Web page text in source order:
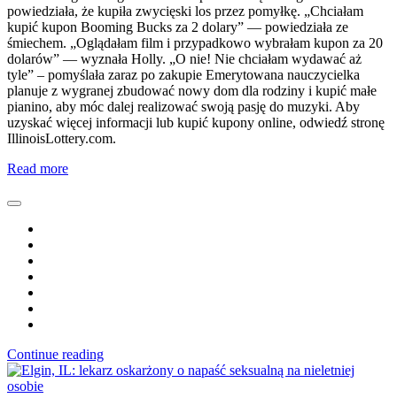
powiedziała, że kupiła zwycięski los przez pomyłkę. „Chciałam
kupić kupon Booming Bucks za 2 dolary” — powiedziała ze
śmiechem. „Oglądałam film i przypadkowo wybrałam kupon za 20
dolarów” — wyznała Holly. „O nie! Nie chciałam wydawać aż
tyle” – pomyślała zaraz po zakupie Emerytowana nauczycielka
planuje z wygranej zbudować nowy dom dla rodziny i kupić małe
pianino, aby móc dalej realizować swoją pasję do muzyki. Aby
uzyskać więcej informacji lub kupić kupony online, odwiedź stronę
IllinoisLottery.com.
Read more
Continue reading